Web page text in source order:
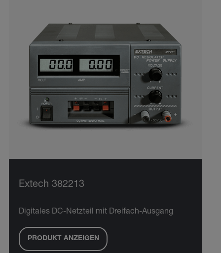
Extech 382213
Digitales DC-Netzteil mit Dreifach-Ausgang
PRODUKT ANZEIGEN